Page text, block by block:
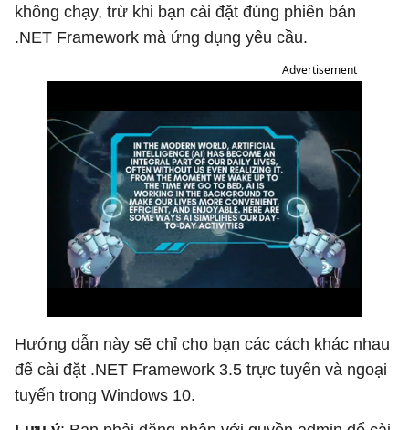
không chạy, trừ khi bạn cài đặt đúng phiên bản
.NET Framework mà ứng dụng yêu cầu.
Advertisement
Hướng dẫn này sẽ chỉ cho bạn các cách khác nhau
để cài đặt .NET Framework 3.5 trực tuyến và ngoại
tuyến trong Windows 10.